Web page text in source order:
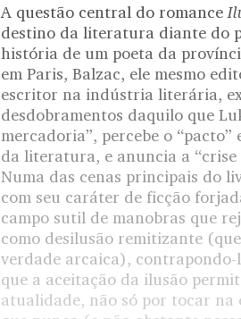
A questão central do romance
destino da literatura diante do
história de um poeta da
em Paris, Balzac, ele mesmo
escritor na indústria literária,
desdobramentos daquilo que
mercadoria”, percebe o
da literatura, e anuncia a “crise
Numa das cenas principais do
com seu caráter de ficção
campo sutil de manobras que
como desilusão remitizante
verdade arcaica),
que a aceitação da ilusão
atualidade, não só por tocar na